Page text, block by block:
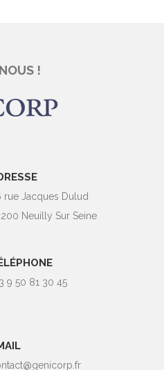
!
rue Jacques Dulud
Neuilly Sur Seine
9 50 81 30 45